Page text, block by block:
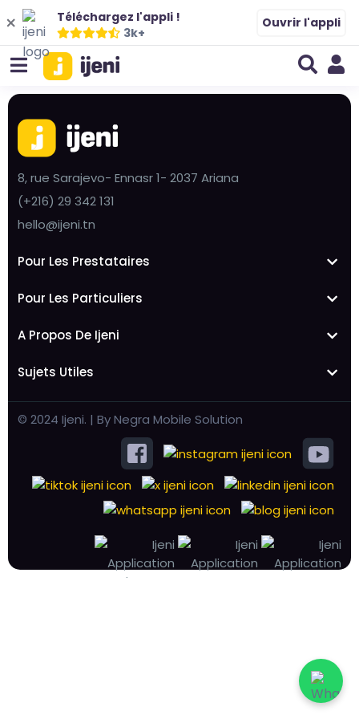
Téléchargez l'appli !
3k+
Ouvrir l'appli
8, rue Sarajevo- Ennasr 1- 2037 Ariana
(+216) 29 342 131
hello@ijeni.tn
Pour Les Prestataires
Pour Les Particuliers
A Propos De Ijeni
Sujets Utiles
© 2024 Ijeni. | By Negra Mobile Solution